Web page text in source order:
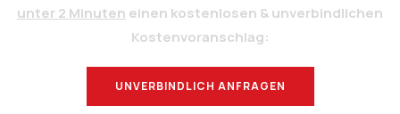
unter 2 Minuten einen kostenlosen & unverbindlichen
Kostenvoranschlag:
UNVERBINDLICH ANFRAGEN